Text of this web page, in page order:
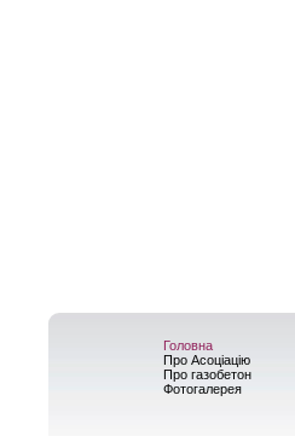
Головна
Про Асоціацію
Про газобетон
Фотогалерея